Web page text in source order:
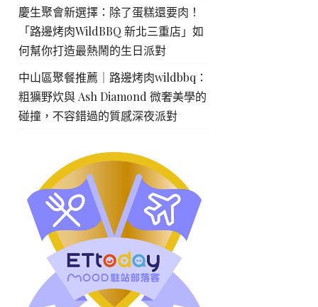
慶生聚會新選擇：除了蛋糕還要肉！
「路邊烤肉WildBBQ 新北三重店」如
何幫你打造最熱鬧的生日派對
中山區聚餐推薦｜路邊烤肉wildbbq：
粗獷野炊與 Ash Diamond 微奢美學的
碰撞，不容錯過的質感深夜派對